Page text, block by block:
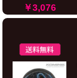
￥3,076